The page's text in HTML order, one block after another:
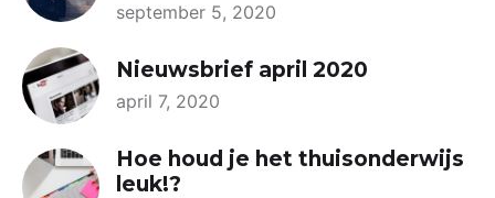
september 5, 2020
Nieuwsbrief april 2020
april 7, 2020
Hoe houd je het thuisonderwijs
leuk!?